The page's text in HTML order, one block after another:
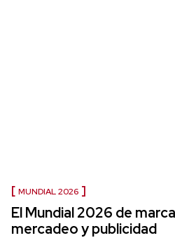
MUNDIAL 2026
El Mundial 2026 de
mercadeo y publicidad